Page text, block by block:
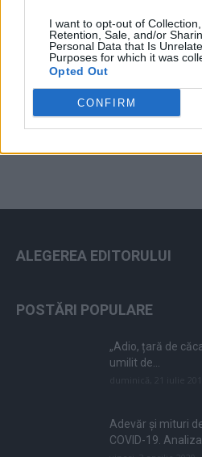
I want to opt-out of Collection,
Retention, Sale, and/or
Personal Data that Is
Purposes for which it was
Opted Out
CONFIRM ad
ALEGEREA EDITORULUI
POSTĂRI POPULARE
„Adio, țară de
umilit de...
Adevăr și mituri
COVID-19. Analiza